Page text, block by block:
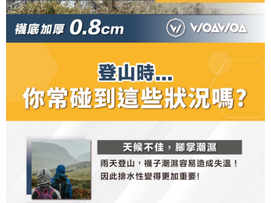
Perkhidmatan ini disediakan oleh Taiwan Mobile Co., Ltd. (“Syarikat”),
yang membolehkan pelanggan membeli barangan atau perkhidmatan
melalui perkhidmatan ini pada masa transaksi. Hasil daripada pembelian
atau pembayaran ansuran akan dipindahkan oleh peniaga kepada
Syarikat, dan pelanggan hendaklah membuat pembayaran mengikut
perjanjian menggunakan sistem bil Syarikat.
Untuk memenuhi hubungan kontrak yang terjalin melalui persetujuan
penggunaan OP Pay Later, peniaga akan memberikan maklumat peribadi
anda (termasuk nama, nombor telefon, atau alamat) kepada Syarikat bagi
diperlukan untuk pengebilan ansuran, termasuk pengesahan,
pengesahan semula dan pembetulan.
Untuk terma perkhidmatan penuh, sila rujuk pautan berikut:
https://oppay.tw/userRule
" target="_blank" class="link revert-
style">https://oppay.tw/userRule
NT$10,000. Amaun diperakui sebenar yang diluluskan akan berdasarkan
keputusan pensijilan dan semakan oleh AFTEE.
2. Amaun perbelanjaan minimum mestilah lebih besar daripada NT$20.
3. Pada masa ini hanya tersedia untuk ahli Taiwan.
Perkhidmatan AFTEE Beli Sekarang Bayar Kemudian disediakan oleh NP
Taiwan, Inc. dan AFTEE akan membuat bil kepada pengguna. AFTEE
akan menggunakan data peribadi yang dikumpul (termasuk nama
pembeli, no. telefon, nama penerima, no. telefon, alamat penerima) untuk
penggunaan perkhidmatan. Sila rujuk kepada "Penyata Pengumpulan
Data Peribadi, Pemprosesan, Penggunaan"
Jumlah yang diperakui untuk pengguna kali pertama yang lulus
kelulusan boleh sehingga NT$10,000. Jika pengguna tidak membuat
pembayaran dalam tempoh tersebut, yuran pembayaran lewat sebanyak
20% setahun akan dikenakan. Pengguna bawah umur dikehendaki
mendapatkan kebenaran daripada ibu bapa atau penjaga yang sah